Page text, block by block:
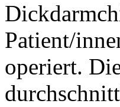
Patient/
operiert.